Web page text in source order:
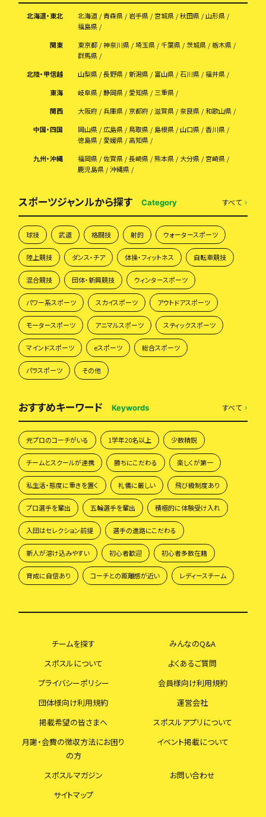
北海道・東北 北海道 青森県 岩手県 宮城県 秋田県
山形県
福島県
関東
東京都 神奈川県 埼玉県 千葉県 茨城県
栃木県
群馬県
北陸・甲信越
山梨県 長野県 新潟県 富山県 石川県
福井県
東海
岐阜県 静岡県 愛知県
三重県
関西
大阪府 兵庫県 京都府 滋賀県 奈良県
和歌山県
中国・四国
岡山県 広島県 鳥取県 島根県 山口県
香川県
徳島県
愛媛県
高知県
九州・沖縄
福岡県 佐賀県 長崎県 熊本県 大分県
宮崎県
鹿児島県
沖縄県
スポーツジャンルから探す Category すべて
球技 武道 格闘技 射的 ウォータースポーツ
陸上競技 ダンス・チア 体操・フィットネス 自転車競技
混合競技 団体・新興競技 ウィンタースポーツ
パワー系スポーツ スカイスポーツ アウトドアスポーツ
モータースポーツ アニマルスポーツ スティックスポーツ
マインドスポーツ eスポーツ 総合スポーツ
パラスポーツ その他
おすすめキーワード Keywords すべて
元プロのコーチがいる 1学年20名以上 少数精鋭
チームとスクールが連携 勝ちにこだわる 楽しくが第一
私生活・態度に重きを置く 礼儀に厳しい 飛び級制度あり
プロ選手を輩出 五輪選手を輩出 積極的に体験受け入れ
入団はセレクション前提 選手の進路にこだわる
新人が溶け込みやすい 初心者歓迎 初心者多数在籍
育成に自信あり コーチとの距離感が近い レディースチーム
チームを探す
みんなのQ&A
スポスルについて
よくあるご質問
プライバシーポリシー
会員様向け利用規約
団体様向け利用規約
運営会社
掲載希望の皆さまへ
スポスルアプリについて
月謝・会費の徴収方法にお困り
の方
イベント掲載について
スポスルマガジン
お問い合わせ
サイトマップ